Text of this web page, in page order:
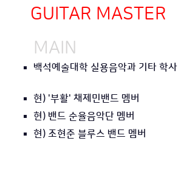
GUITAR MASTER
MAIN
백석예술대학 실용음악과 기타 학사
현) '부활' 채제민밴드 멤버
현) 밴드 순율음악단 멤버
현) 조현준 블루스 밴드 멤버